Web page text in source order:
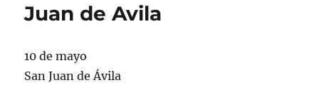
Juan de Avila
10 de mayo
San Juan de Ávila